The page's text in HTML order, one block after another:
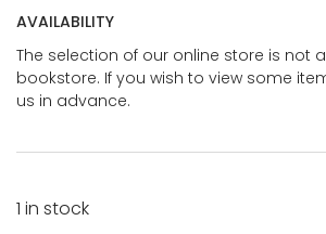
AVAILABILITY
The selection of our online store is not
bookstore. If you wish to view some
us in advance.
1 in stock